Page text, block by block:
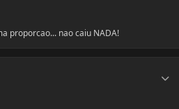
proporcao... nao caiu NADA!